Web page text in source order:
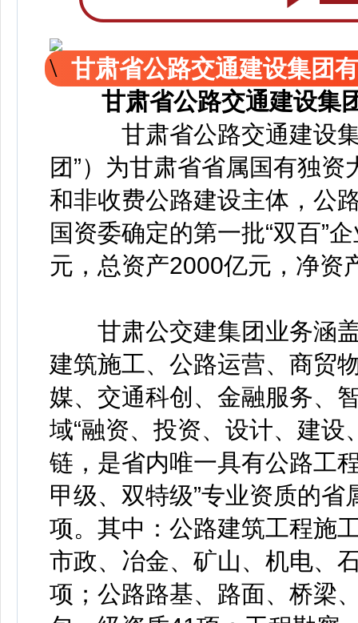
甘肃省公路交通建设集团
甘肃省公路交通建设集
甘肃省公路交通建设集
团”）为甘肃省省属国有独
和非收费公路建设主体，公
国资委确定的第一批“双百”
元，总资产2000亿元，净资
甘肃公交建集团业务涵盖
建筑施工、公路运营、商贸
媒、交通科创、金融服务、
域“融资、投资、设计、建设
链，是省内唯一具有公路工
甲级、双特级”专业资质的
项。其中：公路建筑工程施
市政、冶金、矿山、机电、
项；公路路基、路面、桥梁